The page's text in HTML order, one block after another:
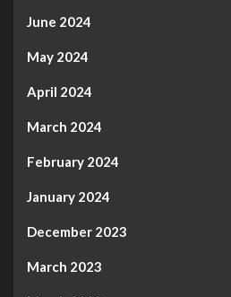
June 2024
May 2024
April 2024
March 2024
February 2024
January 2024
December 2023
March 2023